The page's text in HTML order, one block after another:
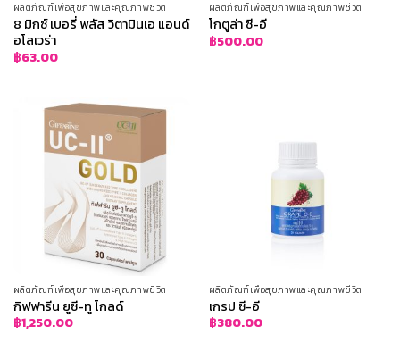
ผลิตภัณฑ์เพื่อสุขภาพและคุณภาพชีวิต
8 มิกซ์ เบอรี่ พลัส วิตามินเอ แอนด์
อโลเวร่า
฿63.00
ผลิตภัณฑ์เพื่อสุขภาพและคุณภาพชีวิต
โกตูล่า ซี-อี
฿500.00
ผลิตภัณฑ์เพื่อสุขภาพและคุณภาพชีวิต
กิฟฟารีน ยูซี-ทู โกลด์
฿1,250.00
ผลิตภัณฑ์เพื่อสุขภาพและคุณภาพชีวิต
เกรป ซี-อี
฿380.00